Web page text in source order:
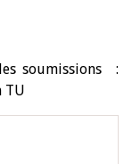
soumissions :
TU